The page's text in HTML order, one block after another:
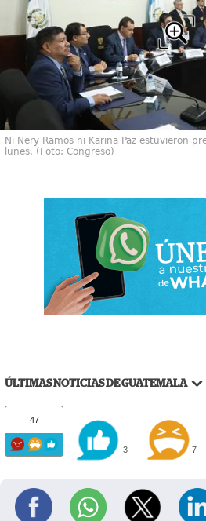
Ni Nery Ramos ni Karina Paz estuvieron
lunes. (Foto: Congreso)
ÚLTIMAS NOTICIAS DE GUATEMALA
47
3 7